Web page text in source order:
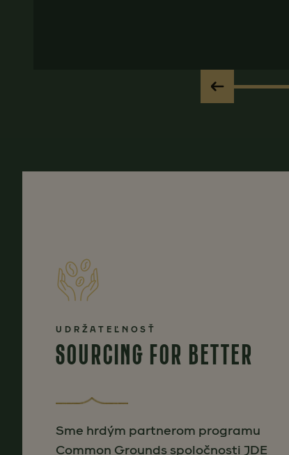
UDRŽATEĽNOSŤ
SOURCING FOR BETTER
Sme hrdým partnerom programu
Common Grounds spoločnosti JDE